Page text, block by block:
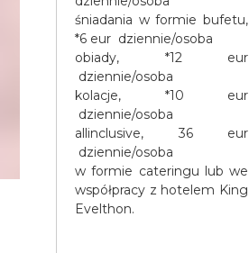
śniadania w formie bufetu,
*6 eur dziennie/osoba
obiady, *12 eur
dziennie/osoba
kolacje, *10 eur
dziennie/osoba
allinclusive, 36 eur
dziennie/osoba
w formie cateringu lub we
współpracy z hotelem King
Evelthon.